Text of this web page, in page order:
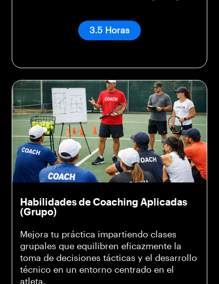
3.5 Horas
Habilidades de Coaching Aplicadas
(Grupo)
Mejora tu práctica impartiendo clases
grupales que equilibren eficazmente la
toma de decisiones tácticas y el desarrollo
técnico en un entorno centrado en el
atleta.